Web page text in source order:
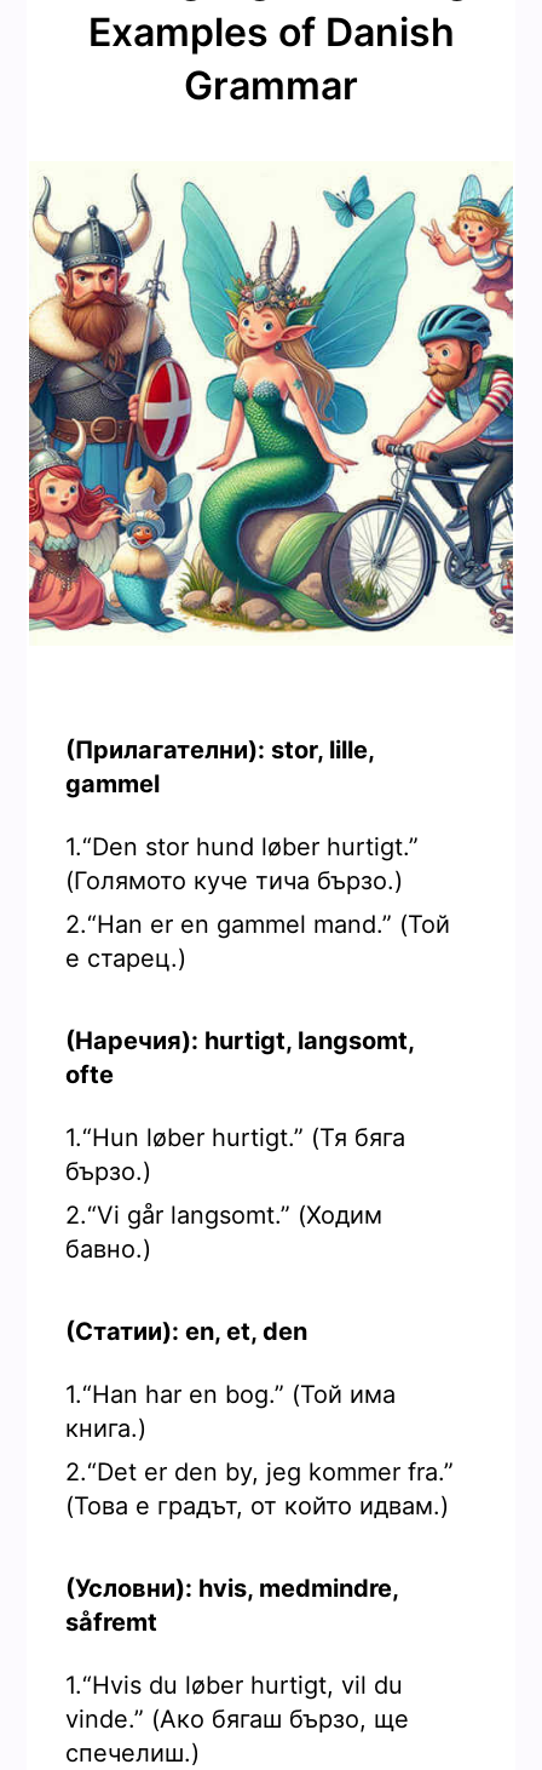
Examples of Danish
Grammar
(Прилагателни): stor, lille,
gammel
1.“Den stor hund løber hurtigt.”
(Голямото куче тича бързо.)
2.“Han er en gammel mand.” (Той
е старец.)
(Наречия): hurtigt, langsomt,
ofte
1.“Hun løber hurtigt.” (Тя бяга
бързо.)
2.“Vi går langsomt.” (Ходим
бавно.)
(Статии): en, et, den
1.“Han har en bog.” (Той има
книга.)
2.“Det er den by, jeg kommer fra.”
(Това е градът, от който идвам.)
(Условни): hvis, medmindre,
såfremt
1.“Hvis du løber hurtigt, vil du
vinde.” (Ако бягаш бързо, ще
спечелиш.)